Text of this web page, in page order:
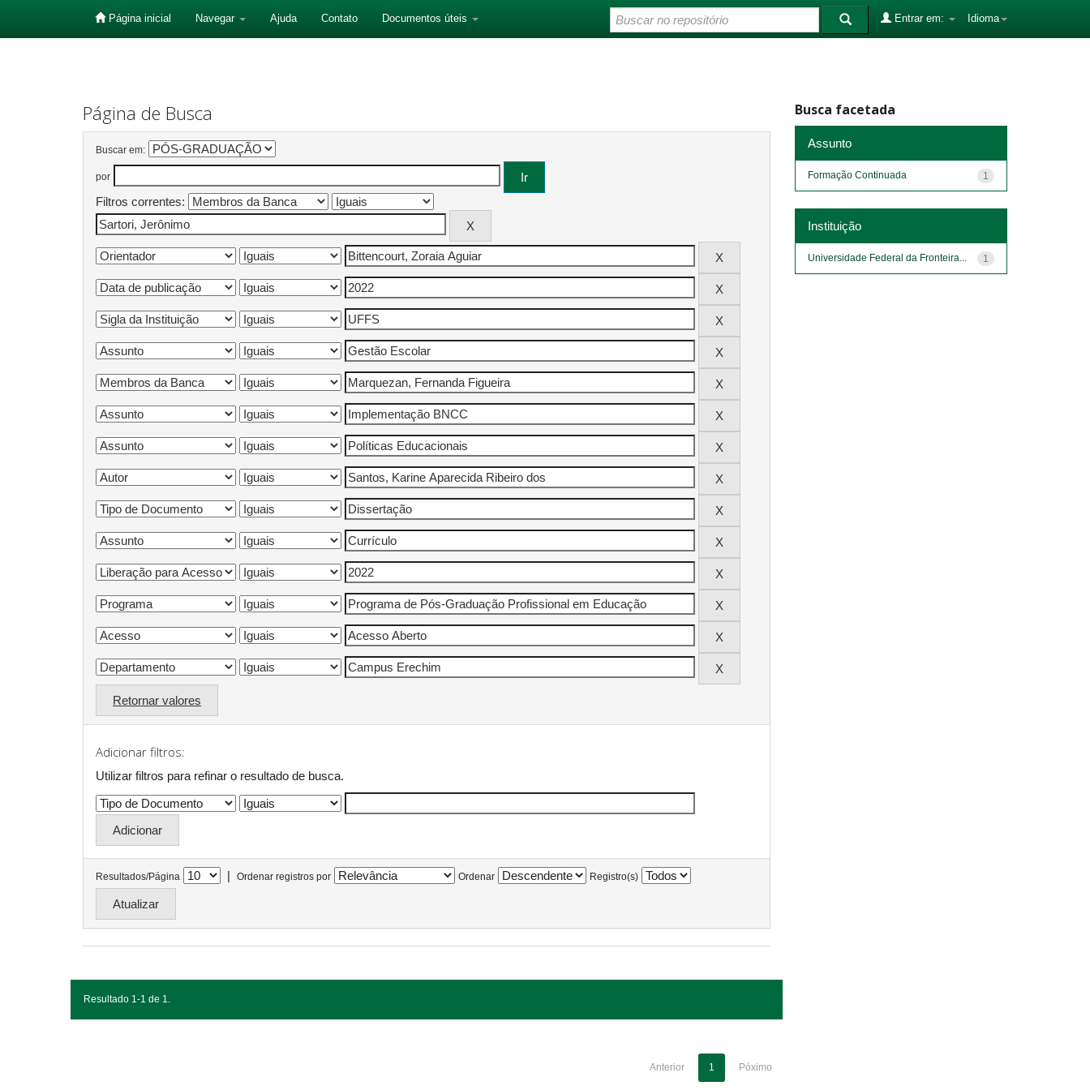
Página inicial Navegar Ajuda Contato Documentos úteis Idioma
Entrar em:
Página de Busca
Buscar em:
por
Filtros correntes:
Retornar valores
Adicionar filtros:
Utilizar filtros para refinar o resultado de busca.
Resultados/Página | Ordenar registros por Ordenar Registro(s)
Resultado 1-1 de 1.
Anterior 1 Póximo
Busca facetada
Assunto
1
Formação Continuada
Instituição
1
Universidade Federal da Fronteira...